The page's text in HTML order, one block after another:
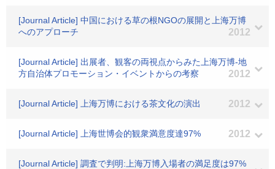
[Journal Article] 中国における草の根NGOの展開と上海万博
へのアプローチ
2012
[Journal Article] 出展者、観客の両視点からみた上海万博-地
方自治体プロモーション・イベントからの考察
2012
[Journal Article] 上海万博における茶文化の演出 2012
[Journal Article] 上海世博会的観衆満意度達97% 2012
[Journal Article] 調査で判明:上海万博入場者の満足度は97%